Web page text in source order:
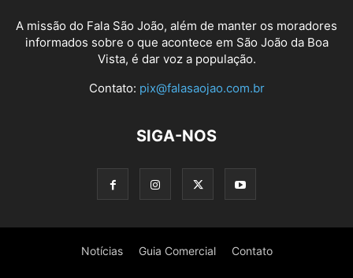
A missão do Fala São João, além de manter os moradores
informados sobre o que acontece em São João da Boa
Vista, é dar voz a população.
Contato: pix@falasaojao.com.br
SIGA-NOS
Notícias Guia Comercial Contato